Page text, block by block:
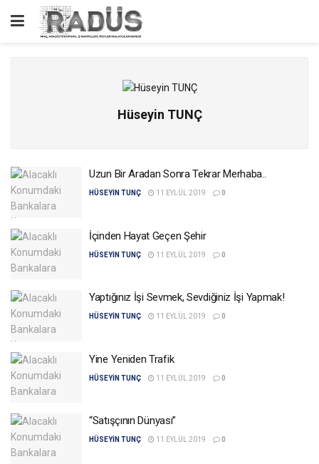
Hüseyin TUNÇ
Uzun Bir Aradan Sonra Tekrar Merhaba..
HÜSEYIN TUNÇ 11 EYLÜL 2019 0
İçinden Hayat Geçen Şehir
HÜSEYIN TUNÇ 11 EYLÜL 2019 0
Yaptığınız İşi Sevmek, Sevdiğiniz İşi Yapmak!
HÜSEYIN TUNÇ 11 EYLÜL 2019 0
Yine Yeniden Trafik
HÜSEYIN TUNÇ 11 EYLÜL 2019 0
“Satışçının Dünyası”
HÜSEYIN TUNÇ 11 EYLÜL 2019 0